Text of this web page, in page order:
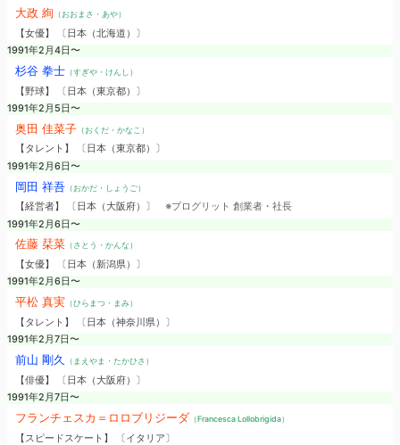
大政 絢 （おおまさ・あや）
【女優】 〔日本（北海道）〕
1991年2月4日〜
杉谷 拳士（すぎや・けんし）
【野球】 〔日本（東京都）〕
1991年2月5日〜
奥田 佳菜子（おくだ・かなこ）
【タレント】 〔日本（東京都）〕
1991年2月6日〜
岡田 祥吾（おかだ・しょうご）
【経営者】 〔日本（大阪府）〕 ※プログリット 創業者・社長
1991年2月6日〜
佐藤 栞菜（さとう・かんな）
【女優】 〔日本（新潟県）〕
1991年2月6日〜
平松 真実（ひらまつ・まみ）
【タレント】 〔日本（神奈川県）〕
1991年2月7日〜
前山 剛久 （まえやま・たかひさ）
【俳優】 〔日本（大阪府）〕
1991年2月7日〜
フランチェスカ＝ロロブリジーダ （Francesca Lollobrigida）
【スピードスケート】 〔イタリア〕